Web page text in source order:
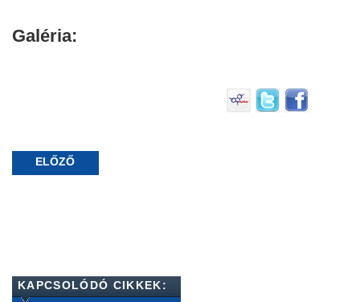
Galéria:
ELŐZŐ
KAPCSOLÓDÓ CIKKEK: